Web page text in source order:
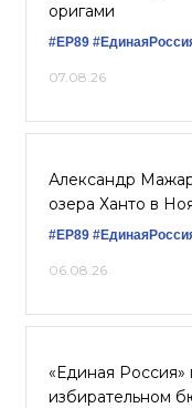
оригами
#ЕР89
07.08.26
Александр
озера Ханто в
#ЕР89
06.08.26
«Единая Россия»
избирательном